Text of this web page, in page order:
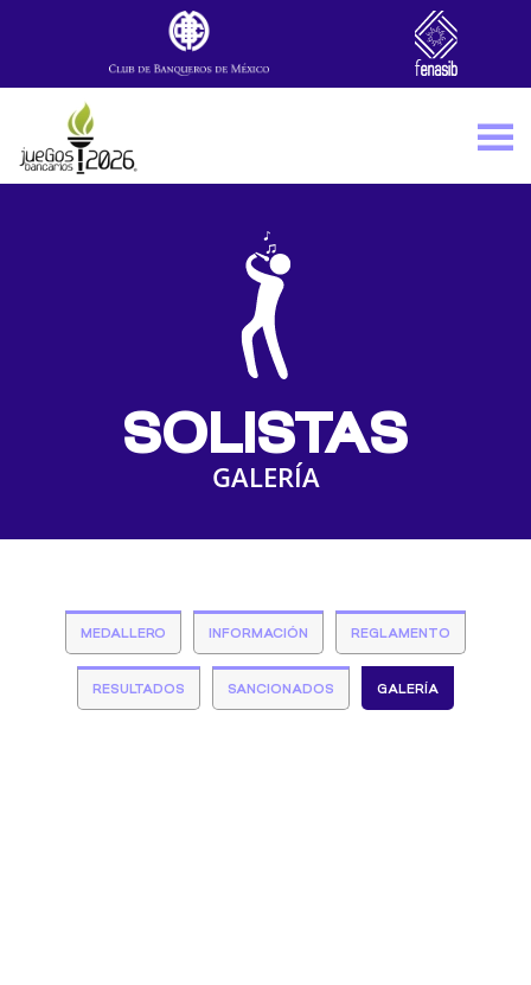
Skip to main content
SOLISTAS
GALERÍA
MEDALLERO INFORMACIÓN REGLAMENTO
RESULTADOS SANCIONADOS GALERÍA